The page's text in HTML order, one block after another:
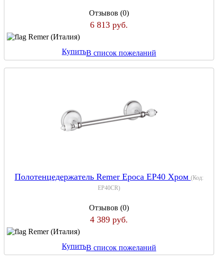
Отзывов (0)
6 813 руб.
Remer (Италия)
КупитьВ список пожеланий
Полотенцедержатель Remer Epoca EP40 Хром (Код:
EP40CR)
Отзывов (0)
4 389 руб.
Remer (Италия)
КупитьВ список пожеланий